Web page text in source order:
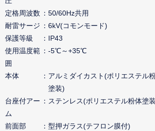
定格周波数
50/60Hz共用
耐雷サージ
6kV(コモンモード)
保護等級
IP43
使用温度範
囲
-5℃～+35℃
本体
アルミダイカスト(ポリエステル
塗装)
台座付アー
ム
ステンレス(ポリエステル粉体塗
前面部
型押ガラス(テフロン膜付)